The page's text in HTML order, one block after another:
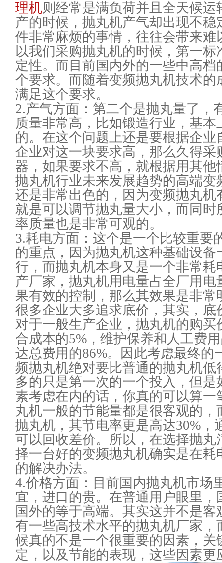
理机则经常是满负荷并且全天候运
产的时候，抛丸机产气却出现不稳
件非常麻烦的事情，往往会带来难
以我们采购抛丸机的时候，第一标
定性。而目前国内外的一些中高档
个要求。而随着变频抛丸机技术的
满足这个要求。
2.产气方面：第二个是抛丸量了，
质量非常高，比如锻造行业，基本
的。在这个问题上还是要根据企业
企业对这一块要求高，那么久得采
器，如果要求不高，就根据用其他
抛丸机行业未来发展趋势的高端变
还是非常出色的，因为变频抛丸机
就是可以调节抛丸量大小，而同时
率质量也是非常可观的。
3.耗电方面：这个是一个比较重要
的重点，因为抛丸机这种基础设备
行，而抛丸机本身又是一个非常耗
产厂家，抛丸机用电量占全厂用电
果有效的控制，那么其效果是非常
很多企业大多追求底价，其实，底
对于一般生产企业，抛丸机的购买
合成本的5%，维护保养和人工费
达总费用的86%。因此考虑最终的
频抛丸机绝对要比普通的抛丸机低
多的只是第一次的一个投入，但是
素考虑在内的话，你真的可以算一
丸机一般的节能量都是很客观的，
抛丸机，其节电率更是高达30%，
可以回收差价。所以，在选择抛丸
择一台好的变频抛丸机确实是在耗
的解决办法。
4.价格方面：目前国内抛丸机市场
宜，进口的贵。在普通用户眼里，
国外的等于高端。其实这并不是客
有一些高技术水平的抛丸机厂家，
候真的不是一个很重要的因素，关
定，以及节能的表现，这些因素更